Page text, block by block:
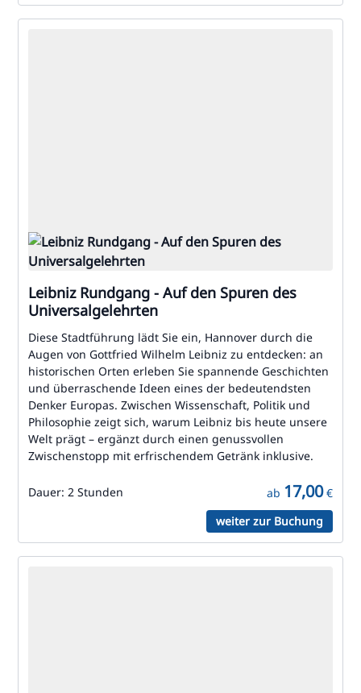
Leibniz Rundgang - Auf den Spuren des
Universalgelehrten
Diese Stadtführung lädt Sie ein, Hannover durch die
Augen von Gottfried Wilhelm Leibniz zu entdecken: an
historischen Orten erleben Sie spannende Geschichten
und überraschende Ideen eines der bedeutendsten
Denker Europas. Zwischen Wissenschaft, Politik und
Philosophie zeigt sich, warum Leibniz bis heute unsere
Welt prägt – ergänzt durch einen genussvollen
Zwischenstopp mit erfrischendem Getränk inklusive.
Dauer: 2 Stunden ab 17,00€
weiter zur Buchung